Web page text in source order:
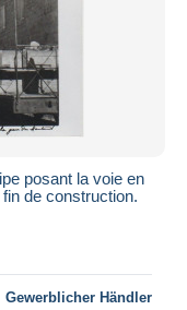
posant la voie en
de construction.
Gewerblicher Händler